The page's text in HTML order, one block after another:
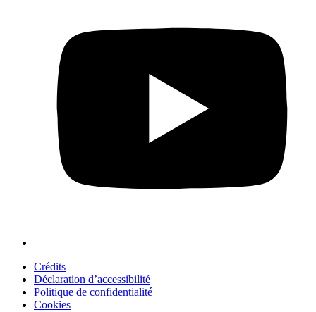
Crédits
Déclaration d’accessibilité
Politique de confidentialité
Cookies